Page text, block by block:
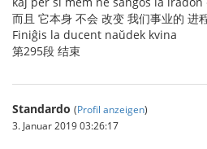
而且 它本身 不会 改变 我们事业的 进
Finiĝis la ducent naŭdek kvina
第295段 结束
Standardo (Profil anzeigen)
3. Januar 2019 03:26:17